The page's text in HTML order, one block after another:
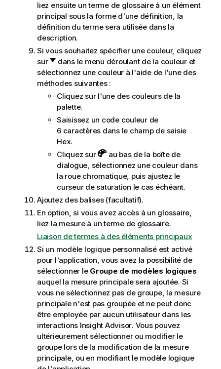
liez ensuite un terme de glossaire à un élément
principal sous la forme d'une définition, la
définition du terme sera utilisée dans la
description.
Si vous souhaitez spécifier une couleur, cliquez
sur
dans le menu déroulant de la couleur et
sélectionnez une couleur à l'aide de l'une des
méthodes suivantes :
Cliquez sur l'une des couleurs de la
palette.
Saisissez un code couleur de
6 caractères dans le champ de saisie
Hex.
Cliquez sur
au bas de la boîte de
dialogue, sélectionnez une couleur dans
la roue chromatique, puis ajustez le
curseur de saturation le cas échéant.
Ajoutez des balises (facultatif).
En option, si vous avez accès à un glossaire,
liez la mesure à un terme de glossaire.
Liaison de termes à des éléments principaux
Si un modèle logique personnalisé est activé
pour l'application, vous avez la possibilité de
sélectionner le Groupe de modèles logiques
auquel la mesure principale sera ajoutée. Si
vous ne sélectionnez pas de groupe, la mesure
principale n'est pas groupée et ne peut donc
être employée par aucun utilisateur dans les
interactions Insight Advisor. Vous pouvez
ultérieurement sélectionner ou modifier le
groupe lors de la modification de la mesure
principale, ou en modifiant le modèle logique